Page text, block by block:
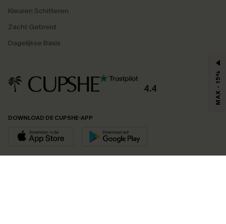
Kleuren Schitteren
Zacht Gebreid
Dagelijkse Basis
4.4
DOWNLOAD DE CUPSHE-APP
MAX - 15%